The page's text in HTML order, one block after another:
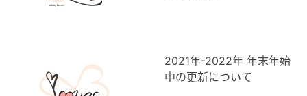
2021年-2022年 年末年始
中の更新について